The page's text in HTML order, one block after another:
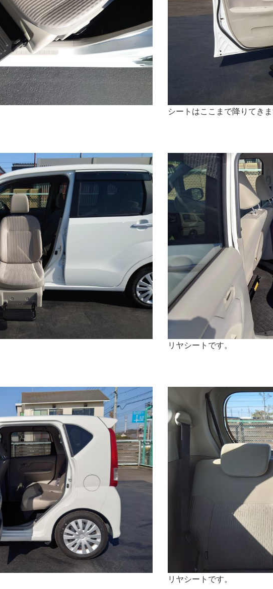
シートはここまで降りてき
リヤシートです。
リヤシートです。